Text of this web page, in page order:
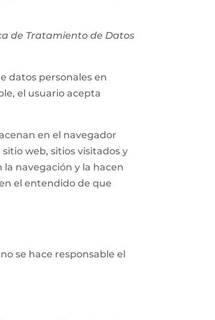
de Tratamiento de Datos
datos personales en
el usuario acepta
en el navegador
web, sitios visitados y
navegación y la hacen
el entendido de que
se hace responsable el